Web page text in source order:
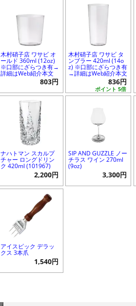
木村硝子店 ワサビ オ
ールド 360ml (12oz)
※口部にざらつき有→
詳細はWeb紹介本文
803円
木村硝子店 ワサビ タ
ンブラー 420ml (14o
z) ※口部にざらつき有
→詳細はWeb紹介本文
ポイント 5倍
836円
ナハトマン スカルプ
チャー ロングドリン
ク 420ml (101967)
2,200円
SIP AND GUZZLE ノー
チラス ワイン 270ml
(9oz)
3,300円
アイスピック デラッ
クス 3本爪
1,540円